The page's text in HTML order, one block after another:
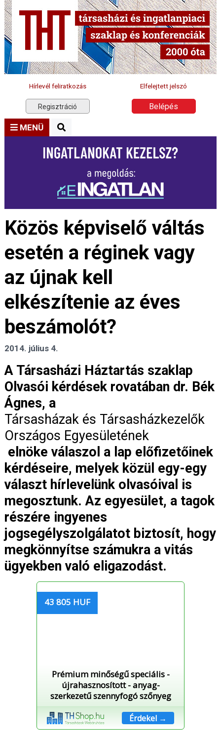
Hírlevél feliratkozás Elfelejtett jelszó
Regisztráció Belépés
MENÜ
Közös képviselő váltás
esetén a réginek vagy
az újnak kell
elkészítenie az éves
beszámolót?
2014. július 4.
A Társasházi Háztartás szaklap
Olvasói kérdések rovatában dr. Bék
Ágnes, a
Társasházak és Társasházkezelők
Országos Egyesületének
elnöke válaszol a lap előfizetőinek
kérdéseire, melyek közül egy-egy
választ hírlevelünk olvasóival is
megosztunk. Az egyesület, a tagok
részére ingyenes
jogsegélyszolgálatot biztosít, hogy
megkönnyítse számukra a vitás
ügyekben való eligazodást.
43 805 HUF
Prémium minőségű speciális -
újrahasznosított - anyag-
szerkezetű szennyfogó szőnyeg
Érdekel →